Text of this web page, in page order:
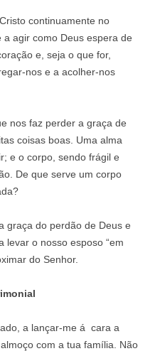
continuamente no
agir como Deus espera de
e, seja o que for,
nos e a acolher-nos
nos faz perder a graça de
coisas boas. Uma alma
e o corpo, sendo frágil e
De que serve um corpo
graça do perdão de Deus e
levar o nosso esposo “em
do Senhor.
a lançar-me á cara a
com a tua família. Não